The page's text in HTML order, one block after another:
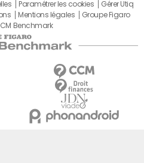
Paramétrer les cookies
Gérer Utiq
Mentions légales
Groupe Figaro
Benchmark